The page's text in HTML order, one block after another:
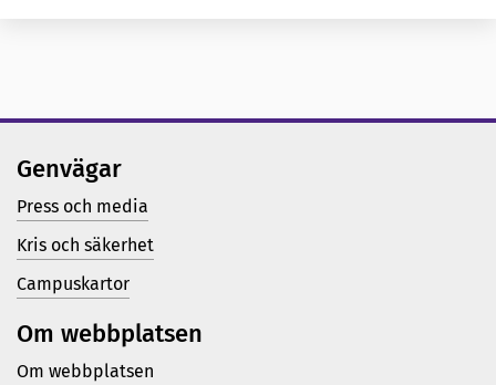
Genvägar
Press och media
Kris och säkerhet
Campuskartor
Om webbplatsen
Om webbplatsen